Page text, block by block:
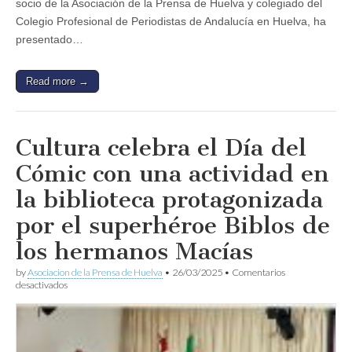
socio de la Asociación de la Prensa de Huelva y colegiado del
Colegio Profesional de Periodistas de Andalucía en Huelva, ha
presentado…
Read more →
Cultura celebra el Día del
Cómic con una actividad en
la biblioteca protagonizada
por el superhéroe Biblos de
los hermanos Macías
byAsociacion de la Prensa de Huelva • 26/03/2025 • Comentarios
desactivadosen
celebra
del